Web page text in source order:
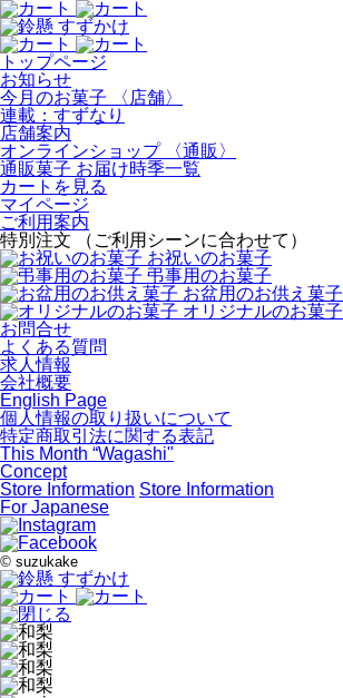
トップページ
お知らせ
今月のお菓子 〈店舗〉
連載：すずなり
店舗案内
オンラインショップ 〈通販〉
通販菓子 お届け時季一覧
カートを見る
マイページ
ご利用案内
特別注文 （ご利用シーンに合わせて）
お祝いのお菓子
弔事用のお菓子
お盆用のお供え菓子
オリジナルのお菓子
お問合せ
よくある質問
求人情報
会社概要
English Page
個人情報の取り扱いについて
特定商取引法に関する表記
This Month “Wagashi"
Concept
Store Information Store Information
For Japanese
© suzukake